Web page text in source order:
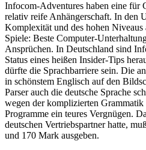
Infocom-Adventures haben eine für
relativ reife Anhängerschaft. In den
Komplexität und des hohen Niveaus
Spiele: Beste Computer-
Ansprüchen. In Deutschland sind
Status eines heißen Insider-Tips
dürfte die Sprachbarriere sein. Die
in schönstem Englisch auf den
Parser auch die deutsche Sprache
wegen der komplizierten
Programme ein teures Vergnügen.
deutschen Vertriebspartner hatte,
und 170 Mark ausgeben.